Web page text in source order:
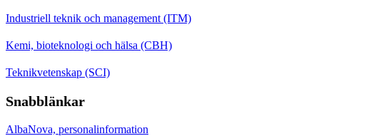
Industriell teknik och management (ITM)
Kemi, bioteknologi och hälsa (CBH)
Teknikvetenskap (SCI)
Snabblänkar
AlbaNova, personalinformation